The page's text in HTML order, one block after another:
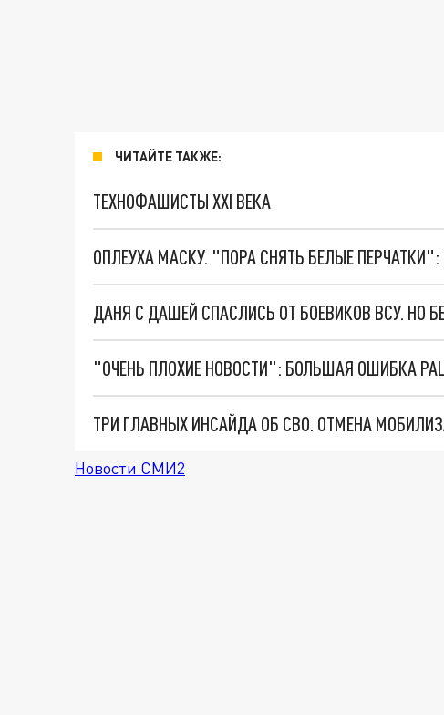
ЧИТАЙТЕ ТАКЖЕ:
ТЕХНОФАШИСТЫ XXI ВЕКА
ОПЛЕУХА МАСКУ. "ПОРА СНЯТЬ БЕЛЫЕ ПЕРЧАТКИ":
ДАНЯ С ДАШЕЙ СПАСЛИСЬ ОТ БОЕВИКОВ ВСУ. НО
Новости СМИ2